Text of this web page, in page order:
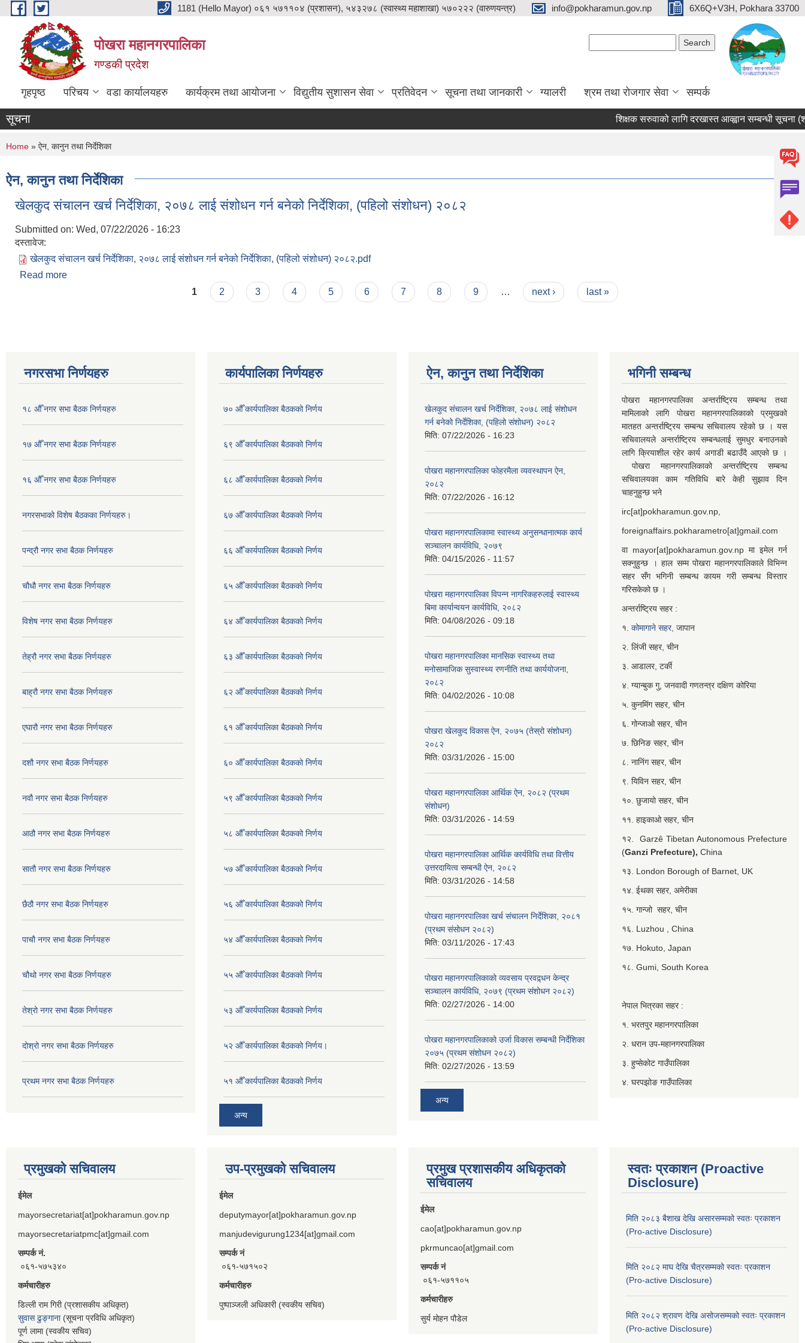
Skip to main content 1181 (Hello Mayor) ०६१ ५७११०४ (प्रशासन), ५४३२७८ (स्वास्थ्य महाशाखा) ५७०२२२ (वारुणयन्त्र) info@pokharamun.gov.np 6X6Q+V3H, Pokhara 33700
पोखरा महानगरपालिका
गण्डकी प्रदेश
गृहपृष्ठ परिचय वडा कार्यालयहरु कार्यक्रम तथा आयोजना विद्युतीय सुशासन सेवा प्रतिवेदन सूचना तथा जानकारी ग्यालरी श्रम तथा रोजगार सेवा सम्पर्क
सूचना शिक्षक सरुवाको लागि दरखास्त आव्ह्वान सम्बन्धी सूचना (श्री
You are here
Home » ऐन, कानुन तथा निर्देशिका
ऐन, कानुन तथा निर्देशिका
खेलकुद संचालन खर्च निर्देशिका, २०७८ लाई संशोधन गर्न बनेको निर्देशिका, (पहिलो संशोधन) २०८२
Submitted on: Wed, 07/22/2026 - 16:23
दस्तावेज:
खेलकुद संचालन खर्च निर्देशिका, २०७८ लाई संशोधन गर्न बनेको निर्देशिका, (पहिलो संशोधन) २०८२.pdf
Read more
1 2 3 4 5 6 7 8 9 … next › last »
नगरसभा निर्णयहरु
१८ औँ नगर सभा बैठक निर्णयहरु
१७ औँ नगर सभा बैठक निर्णयहरु
१६ औँ नगर सभा बैठक निर्णयहरु
नगरसभाको विशेष बैठकका निर्णयहरु।
पन्द्रौ नगर सभा बैठक निर्णयहरु
चौधौ नगर सभा बैठक निर्णयहरु
विशेष नगर सभा बैठक निर्णयहरु
तेह्रौ नगर सभा बैठक निर्णयहरु
बाह्रौ नगर सभा बैठक निर्णयहरु
एघारौ नगर सभा बैठक निर्णयहरु
दशौ नगर सभा बैठक निर्णयहरु
नवौ नगर सभा बैठक निर्णयहरु
आठौ नगर सभा बैठक निर्णयहरु
सातौ नगर सभा बैठक निर्णयहरु
छैठौ नगर सभा बैठक निर्णयहरु
पाचौ नगर सभा बैठक निर्णयहरु
चौथो नगर सभा बैठक निर्णयहरु
तेश्रो नगर सभा बैठक निर्णयहरु
दोश्रो नगर सभा बैठक निर्णयहरु
प्रथम नगर सभा बैठक निर्णयहरु
कार्यपालिका निर्णयहरु
७० औँ कार्यपालिका बैठकको निर्णय
६९ औँ कार्यपालिका बैठकको निर्णय
६८ औँ कार्यपालिका बैठकको निर्णय
६७ औँ कार्यपालिका बैठकको निर्णय
६६ औँ कार्यपालिका बैठकको निर्णय
६५ औँ कार्यपालिका बैठकको निर्णय
६४ औँ कार्यपालिका बैठकको निर्णय
६३ औँ कार्यपालिका बैठकको निर्णय
६२ औँ कार्यपालिका बैठकको निर्णय
६१ औँ कार्यपालिका बैठकको निर्णय
६० औँ कार्यपालिका बैठकको निर्णय
५९ औँ कार्यपालिका बैठकको निर्णय
५८ औँ कार्यपालिका बैठकको निर्णय
५७ औँ कार्यपालिका बैठकको निर्णय
५६ औँ कार्यपालिका बैठकको निर्णय
५४ औँ कार्यपालिका बैठकको निर्णय
५५ औँ कार्यपालिका बैठकको निर्णय
५३ औँ कार्यपालिका बैठकको निर्णय
५२ औँ कार्यपालिका बैठकको निर्णय।
५१ औँ कार्यपालिका बैठकको निर्णय
अन्य
ऐन, कानुन तथा निर्देशिका
खेलकुद संचालन खर्च निर्देशिका, २०७८ लाई संशोधन
गर्न बनेको निर्देशिका, (पहिलो संशोधन) २०८२
मिति: 07/22/2026 - 16:23
पोखरा महानगरपालिका फोहरमैला व्यवस्थापन ऐन,
२०८२
मिति: 07/22/2026 - 16:12
पोखरा महानगरपालिकामा स्वास्थ्य अनुसन्धानात्मक कार्य
सञ्चालन कार्यविधि, २०७९
मिति: 04/15/2026 - 11:57
पोखरा महानगरपालिका विपन्न नागरिकहरुलाई स्वास्थ्य
बिमा कार्यान्वयन कार्यविधि, २०८२
मिति: 04/08/2026 - 09:18
पोखरा महानगरपालिका मानसिक स्वास्थ्य तथा
मनोसामाजिक सुस्वास्थ्य रणनीति तथा कार्ययोजना,
२०८२
मिति: 04/02/2026 - 10:08
पोखरा खेलकुद विकास ऐन, २०७५ (तेस्रो संशोधन)
२०८२
मिति: 03/31/2026 - 15:00
पोखरा महानगरपालिका आर्थिक ऐन, २०८२ (प्रथम
संशोधन)
मिति: 03/31/2026 - 14:59
पोखरा महानगरपालिका आर्थिक कार्यविधि तथा वित्तीय
उत्तरदायित्व सम्बन्धी ऐन, २०८२
मिति: 03/31/2026 - 14:58
पोखरा महानगरपालिका खर्च संचालन निर्देशिका, २०८१
(प्रथम संसोधन २०८२)
मिति: 03/11/2026 - 17:43
पोखरा महानगरपालिकाको व्यवसाय प्रवद्र्धन केन्द्र
सञ्चालन कार्यविधि, २०७९ (प्रथम संशोधन २०८२)
मिति: 02/27/2026 - 14:00
पोखरा महानगरपालिकाको उर्जा विकास सम्बन्धी निर्देशिका
२०७५ (प्रथम संशोधन २०८२)
मिति: 02/27/2026 - 13:59
अन्य
भगिनी सम्बन्ध
पोखरा महानगरपालिका अन्तर्राष्ट्रिय सम्बन्ध तथा
मामिलाको लागि पोखरा महानगरपालिकाको प्रमुखको
मातहत अन्तर्राष्ट्रिय सम्बन्ध सचिवालय रहेको छ । यस
सचिवालयले अन्तर्राष्ट्रिय सम्बन्धलाई सुमधुर बनाउनको
लागि क्रियाशील रहेर कार्य अगाडी बढाउँदै आएको छ ।
पोखरा महानगरपालिकाको अन्तर्राष्ट्रिय सम्बन्ध
सचिवालयका काम गतिविधि बारे केही सुझाव दिन
चाहनुहुन्छ भने
irc[at]pokharamun.gov.np,
foreignaffairs.pokharametro[at]gmail.com
वा mayor[at]pokharamun.gov.np मा इमेल गर्न
सक्नुहुन्छ । हाल सम्म पोखरा महानगरपालिकाले विभिन्न
सहर सँग भगिनी सम्बन्ध कायम गरी सम्बन्ध विस्तार
गरिसकेको छ ।
अन्तर्राष्ट्रिय सहर :
१. कोमागाने सहर, जापान
२. लिंजी सहर, चीन
३. आडालर, टर्की
४. ग्यान्बुक गु, जनवादी गणतन्त्र दक्षिण कोरिया
५. कुनमिंग सहर, चीन
६. गोन्जाओ सहर, चीन
७. छिनिङ सहर, चीन
८. नानिंग सहर, चीन
९. यिविन सहर, चीन
१०. छुजायो सहर, चीन
११. हाइकाओ सहर, चीन
१२. Garzê Tibetan Autonomous Prefecture
(Ganzi Prefecture), China
१३. London Borough of Barnet, UK
१४. ईथका सहर, अमेरीका
१५. गान्जो सहर, चीन
१६. Luzhou , China
१७. Hokuto, Japan
१८. Gumi, South Korea
नेपाल भित्रका सहर :
१. भरतपुर महानगरपालिका
२. धरान उप-महानगरपालिका
३. हुप्सेकोट गाउँपालिका
४. घरपझोङ गाउँपालिका
प्रमुखको सचिवालय
ईमेल
mayorsecretariat[at]pokharamun.gov.np
mayorsecretariatpmc[at]gmail.com
सम्पर्क नं.
०६१-५७५३४०
कर्मचारीहरु
डिल्ली राम गिरी (प्रशासकीय अधिकृत)
सुवास ढुङ्गाना(सूचना प्रविधि अधिकृत)
पूर्ण लामा (स्वकीय सचिव)
उप-प्रमुखको सचिवालय
ईमेल
deputymayor[at]pokharamun.gov.np
manjudevigurung1234[at]gmail.com
सम्पर्क नं
०६१-५७१५०२
कर्मचारीहरु
पुष्पाञ्जली अधिकारी (स्वकीय सचिव)
प्रमुख प्रशासकीय अधिकृतको
सचिवालय
ईमेल
cao[at]pokharamun.gov.np
pkrmuncao[at]gmail.com
सम्पर्क नं
०६१-५७११०५
कर्मचारीहरु
सुर्य मोहन पौडेल
स्वतः प्रकाशन (Proactive
Disclosure)
मिति २०८३ बैशाख देखि असारसम्मको स्वतः प्रकाशन
(Pro-active Disclosure)
मिति २०८२ माघ देखि चैत्रसम्मको स्वतः प्रकाशन
(Pro-active Disclosure)
मिति २०८२ श्रावण देखि असोजसम्मको स्वतः प्रकाशन
(Pro-active Disclosure)